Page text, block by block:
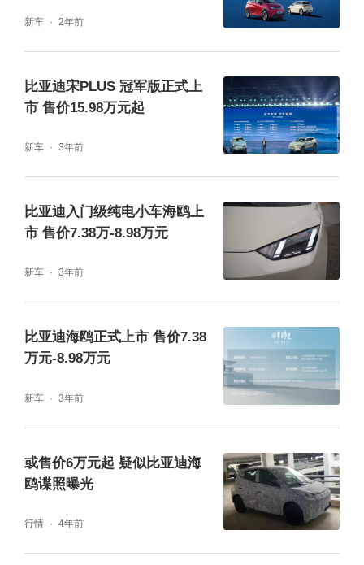
个月获纯电轿车月销冠军，连续7个月获得A00
级车型月销冠军，在仅有8个完整销量月的情
况下，以280217辆的销量成绩获2023年A00
现，1月再获A00级车型与纯电轿车月销冠军。
在“高能冠军”海鸥的助力下，A00级新能源市
场占比从2023年一季度的11.7%回升至2023
年底的14.53%，海鸥占据了A00级新能源市场
28%的份额，更为重要的是，海鸥打破了此前
低价低质、同质化严重、竞争乏力的市场困
新车 2年前
比亚迪宋PLUS 冠军版正式上
市 售价15.98万元起
新车 3年前
比亚迪入门级纯电小车海鸥上
市 售价7.38万-8.98万元
新车 3年前
比亚迪海鸥正式上市 售价7.38
万元-8.98万元
新车 3年前
或售价6万元起 疑似比亚迪海
鸥谍照曝光
行情 4年前